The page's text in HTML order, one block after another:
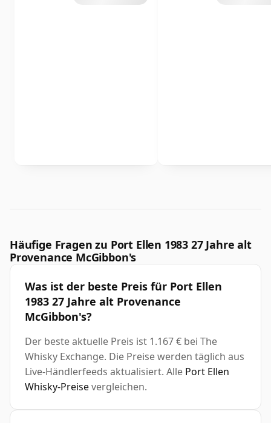
Häufige Fragen zu Port Ellen 1983 27 Jahre alt
Provenance McGibbon's
Was ist der beste Preis für Port Ellen
1983 27 Jahre alt Provenance
McGibbon's?
Der beste aktuelle Preis ist 1.167 € bei The
Whisky Exchange. Die Preise werden täglich aus
Live-Händlerfeeds aktualisiert. Alle Port Ellen
Whisky-Preisevergleichen.